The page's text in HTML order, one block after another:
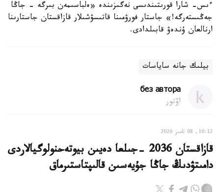
ءىس- شارا قورىتىندىسى نەگىزىندە «ەلباسىمەن بىرگە - جاڭا
جەڭىستەرگە!» جاستار فورۋمىنا قاتىسۋشىلار قازاقستان جاستارىنا
ارنالعان ۇندەۋ قابىلدادى.
بيلىك جانە ساياسات
без автора
اۆتور
10:12, 08 تامىز 2026
قازاقستان 2036 -جىلعا دەيىن بيوتەحنولوگيالاردى
دامىتۋدىڭ جاڭا جۇيەسىن قالىپتاستىرماق